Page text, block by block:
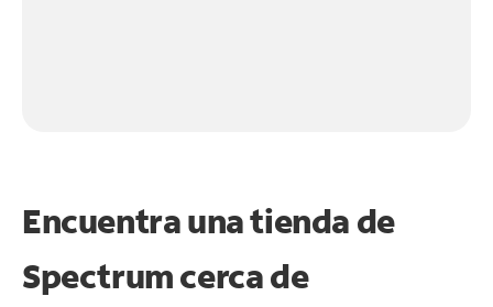
Encuentra una tienda de
Spectrumcerca de